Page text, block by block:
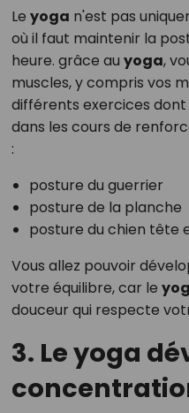
Le yoga n'est pas
où il faut maintenir la
heure. grâce au yoga,
muscles, y compris vos
différents exercices
dans les cours de
:
posture du guerrier
posture de la planche
posture du chien tête
Vous allez pouvoir
votre équilibre, car le
douceur qui respecte
3. Le yoga